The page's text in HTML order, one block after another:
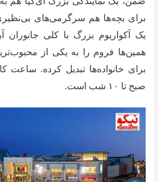
برای بچه‌ها هم سرگرمی‌های
یک آکواریوم بزرگ با کلی جانوران
همین‌ها فروم را به یکی از
صبح تا ۱۰ شب است.